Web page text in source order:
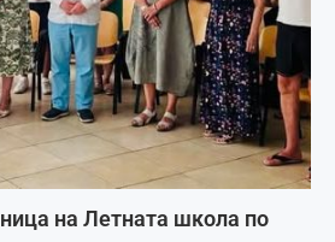
на Летната школа по